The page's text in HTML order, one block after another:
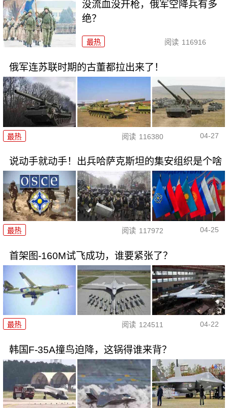
没流血没开枪，俄军空降兵有多
绝？
最热 阅读 116916
俄军连苏联时期的古董都拉出来了！
最热 阅读 116380 04-27
说动手就动手！出兵哈萨克斯坦的集安组织是个啥
最热 阅读 117972 04-25
首架图-160M试飞成功，谁要紧张了？
最热 阅读 124511 04-22
韩国F-35A撞鸟迫降，这锅得谁来背？